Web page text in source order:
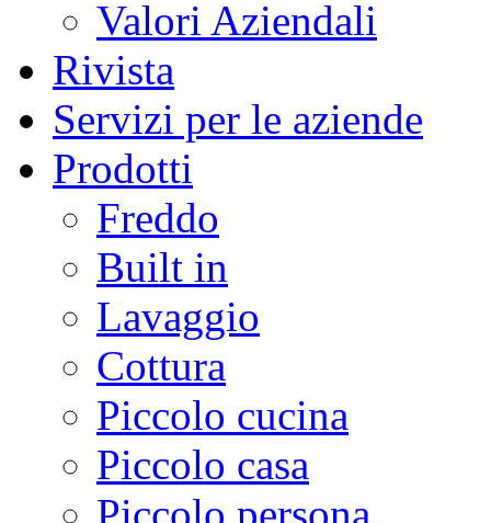
Valori Aziendali
Rivista
Servizi per le aziende
Prodotti
Freddo
Built in
Lavaggio
Cottura
Piccolo cucina
Piccolo casa
Piccolo persona